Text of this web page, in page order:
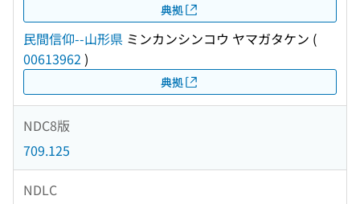
典拠
民間信仰--山形県 ミンカンシンコウ ヤマガタケン (
00613962 )
典拠
NDC8版
709.125
NDLC